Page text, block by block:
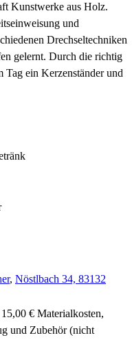
Kunstwerke aus Holz.
und
Drechseltechniken
gelernt. Durch die richtig
Tag ein Kerzenständer und
, Nöstlbach 34, 83132
€ Materialkosten,
und Zubehör(nicht